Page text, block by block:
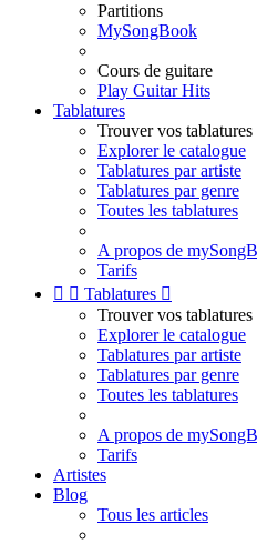
Partitions
MySongBook
Cours de guitare
Play Guitar Hits
Tablatures
Trouver vos tablatures
Explorer le catalogue
Tablatures par artiste
Tablatures par genre
Toutes les tablatures
A propos de
Tarifs
  Tablatures 
Trouver vos tablatures
Explorer le catalogue
Tablatures par artiste
Tablatures par genre
Toutes les tablatures
A propos de
Tarifs
Artistes
Blog
Tous les articles